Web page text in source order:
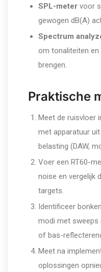
SPL-meter voor
gewogen dB(A)
Spectrum
om tonaliteiten
brengen.
Praktische
Meet de ruisvloer
met apparatuur
belasting (DAW,
Voer een RT60-
noise en vergelijk
targets.
Identificeer
modi met sweeps
of bas-
Meet na
oplossingen